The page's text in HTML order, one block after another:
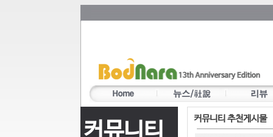
커뮤니티 커뮤니티 추천게시물